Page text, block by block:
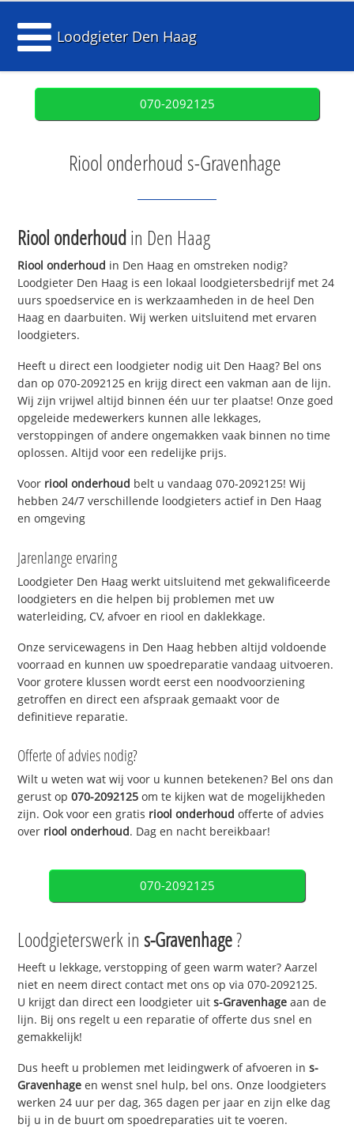
Loodgieter Den Haag
070-2092125
Riool onderhoud s-Gravenhage
Riool onderhoudin Den Haag
Riool onderhoud in Den Haag en omstreken nodig?
Loodgieter Den Haag is een lokaal loodgietersbedrijf met 24
uurs spoedservice en is werkzaamheden in de heel Den
Haag en daarbuiten. Wij werken uitsluitend met ervaren
loodgieters.
Heeft u direct een loodgieter nodig uit Den Haag? Bel ons
dan op 070-2092125 en krijg direct een vakman aan de lijn.
Wij zijn vrijwel altijd binnen één uur ter plaatse! Onze goed
opgeleide medewerkers kunnen alle lekkages,
verstoppingen of andere ongemakken vaak binnen no time
oplossen. Altijd voor een redelijke prijs.
Voor riool onderhoud belt u vandaag 070-2092125! Wij
hebben 24/7 verschillende loodgieters actief in Den Haag
en omgeving
Jarenlange ervaring
Loodgieter Den Haag werkt uitsluitend met gekwalificeerde
loodgieters en die helpen bij problemen met uw
waterleiding, CV, afvoer en riool en daklekkage.
Onze servicewagens in Den Haag hebben altijd voldoende
voorraad en kunnen uw spoedreparatie vandaag uitvoeren.
Voor grotere klussen wordt eerst een noodvoorziening
getroffen en direct een afspraak gemaakt voor de
definitieve reparatie.
Offerte of advies nodig?
Wilt u weten wat wij voor u kunnen betekenen? Bel ons dan
gerust op070-2092125 om te kijken wat de mogelijkheden
zijn. Ook voor een gratis riool onderhoud offerte of advies
over riool onderhoud. Dag en nacht bereikbaar!
070-2092125
Loodgieterswerk in s-Gravenhage?
Heeft u lekkage, verstopping of geen warm water? Aarzel
niet en neem direct contact met ons op via 070-2092125.
U krijgt dan direct een loodgieter uits-Gravenhageaan de
lijn. Bij ons regelt u een reparatie of offerte dus snel en
gemakkelijk!
Dus heeft u problemen met leidingwerk of afvoeren ins-
Gravenhageen wenst snel hulp, bel ons. Onze loodgieters
werken 24 uur per dag, 365 dagen per jaar en zijn elke dag
bij u in de buurt om spoedreparaties uit te voeren.